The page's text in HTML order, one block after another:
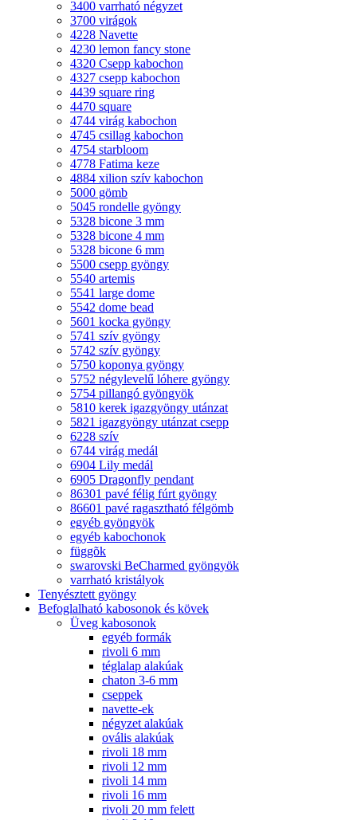
3400 varrható négyzet
3700 virágok
4228 Navette
4230 lemon fancy stone
4320 Csepp kabochon
4327 csepp kabochon
4439 square ring
4470 square
4744 virág kabochon
4745 csillag kabochon
4754 starbloom
4778 Fatima keze
4884 xilion szív kabochon
5000 gömb
5045 rondelle gyöngy
5328 bicone 3 mm
5328 bicone 4 mm
5328 bicone 6 mm
5500 csepp gyöngy
5540 artemis
5541 large dome
5542 dome bead
5601 kocka gyöngy
5741 szív gyöngy
5742 szív gyöngy
5750 koponya gyöngy
5752 négylevelű lóhere gyöngy
5754 pillangó gyöngyök
5810 kerek igazgyöngy utánzat
5821 igazgyöngy utánzat csepp
6228 szív
6744 virág medál
6904 Lily medál
6905 Dragonfly pendant
86301 pavé félig fúrt gyöngy
86601 pavé ragasztható félgömb
egyéb gyöngyök
egyéb kabochonok
függõk
swarovski BeCharmed gyöngyök
varrható kristályok
Tenyésztett gyöngy
Befoglalható kabosonok és kövek
Üveg kabosonok
egyéb formák
rivoli 6 mm
téglalap alakúak
chaton 3-6 mm
cseppek
navette-ek
négyzet alakúak
ovális alakúak
rivoli 18 mm
rivoli 12 mm
rivoli 14 mm
rivoli 16 mm
rivoli 20 mm felett